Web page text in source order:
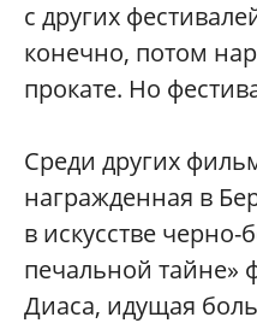
с других
конечно, потом
прокате. Но
Среди других
награжденная в
в искусстве
печальной тайне»
Диаса, идущая